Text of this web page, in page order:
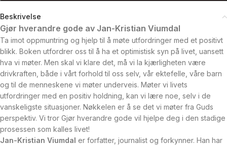
Beskrivelse
Gjør hverandre gode av Jan-Kristian Viumdal
Ta imot oppmuntring og hjelp til å møte utfordringer med et positivt
blikk. Boken utfordrer oss til å ha et optimistisk syn på livet, uansett
hva vi møter. Men skal vi klare det, må vi la kjærligheten være
drivkraften, både i vårt forhold til oss selv, vår ektefelle, våre barn
og til de menneskene vi møter underveis. Møter vi livets
utfordringer med en positiv holdning, kan vi lære noe, selv i de
vanskeligste situasjoner. Nøkkelen er å se det vi møter fra Guds
perspektiv. Vi tror Gjør hverandre gode vil hjelpe deg i den stadige
prosessen som kalles livet!
Jan-Kristian Viumdal er forfatter, journalist og forkynner. Han har